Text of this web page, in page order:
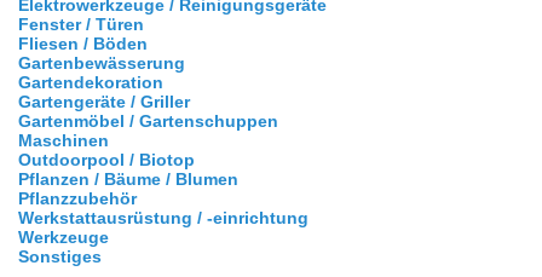
Elektrowerkzeuge / Reinigungsgeräte
Fenster / Türen
Fliesen / Böden
Gartenbewässerung
Gartendekoration
Gartengeräte / Griller
Gartenmöbel / Gartenschuppen
Maschinen
Outdoorpool / Biotop
Pflanzen / Bäume / Blumen
Pflanzzubehör
Werkstattausrüstung / -einrichtung
Werkzeuge
Sonstiges